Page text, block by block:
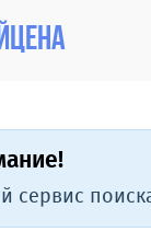
сервис